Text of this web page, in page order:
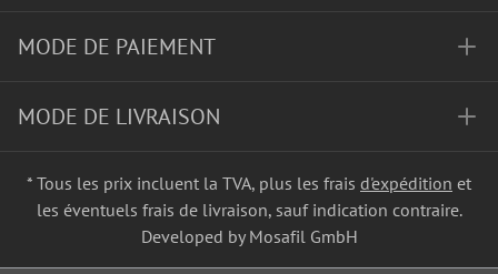
MODE DE PAIEMENT
MODE DE LIVRAISON
* Tous les prix incluent la TVA, plus les frais d'expédition et
les éventuels frais de livraison, sauf indication contraire.
Developed by Mosafil GmbH